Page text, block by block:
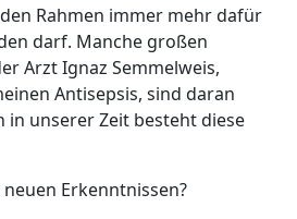
Rahmen immer mehr dafür
darf. Manche großen
Arzt Ignaz Semmelweis,
Antisepsis, sind daran
in unserer Zeit besteht diese
Erkenntnissen?